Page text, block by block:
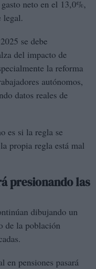
neto en el 13,0%,
legal.
se debe
del impacto de
la reforma
autónomos,
datos reales de
es si la regla se
propia regla está mal
presionando las
dibujando un
de la población
en pensiones pasará